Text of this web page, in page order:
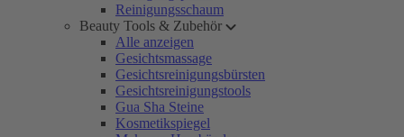
Reinigungsschaum
Beauty Tools & Zubehör
Alle anzeigen
Gesichtsmassage
Gesichtsreinigungsbürsten
Gesichtsreinigungstools
Gua Sha Steine
Kosmetikspiegel